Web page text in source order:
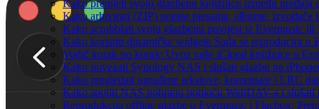
Kako prenijeti svoju glazbenu knjižnicu između uređaja
Kako arhivirati (ZIP) popise pjesama, albume,
Kako scrobblati svoju glazbenu povijest iz Evermusic ili
Kako koristiti dinamičke widgete Sada se reproducira u
Vodič korak po korak: Uvoz vaše iCloud knjižnice u
Kako povezati Synology NAS i slušati glazbu na
Kako pregledati ugrađene tekstove, komentare i LRC
Kako spojiti NAS pohranu pomoću WebDAV-a i slušati
Reprodukcija offline glazbe u Evermusic i Flacbox: